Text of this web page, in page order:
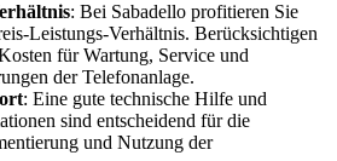
: Bei Sabadello profitieren Sie
Leistungs-Verhältnis. Berücksichtigen
für Wartung, Service und
der Telefonanlage.
: Eine gute technische Hilfe und
sind entscheidend für die
und Nutzung der